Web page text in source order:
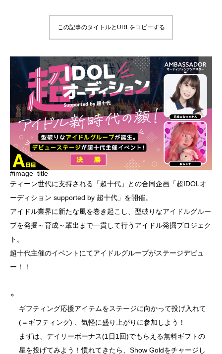
この記事のタイトルとURLをコピーする
#image_title
ティーン世代に支持される「超十代」との合同企画「超IDOLオ
ーディション supported by 超十代」を開催。
アイドル業界に新たな風を巻き起こし、型破りなアイドルグルー
プを発掘～育成～輩出まで一貫して行うアイドル発掘プロジェク
ト。
超十代主催のイベントにてアイドルグループがステージデビュ
ー！！
ギフティング応援アイテムをステージに向かって投げ入れて
(＝ギフティング) 、気軽に盛り上がりに参加しよう！
まずは、デイリーボーナス(1日1回)でもらえる無料ギフトの
星を投げてみよう！慣れてきたら、Show Goldをチャージし